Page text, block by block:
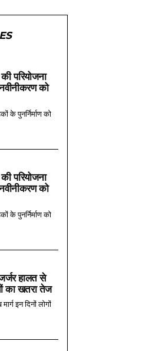
परियोजना
को
के पुनर्निर्माण को
परियोजना
को
के पुनर्निर्माण को
हालत से
का खतरा तेज
इन दिनों लोगों